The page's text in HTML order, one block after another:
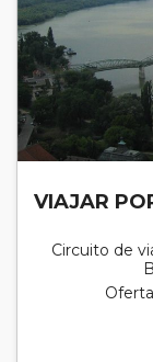
VIAJAR
Circuito de